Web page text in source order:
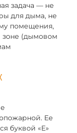
задача — не
для дыма, не
помещения,
зоне (дымовом
Ее
буквой «E»